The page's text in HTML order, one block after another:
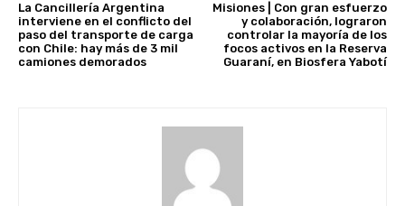
La Cancillería Argentina
interviene en el conflicto del
paso del transporte de carga
con Chile: hay más de 3 mil
camiones demorados
Misiones | Con gran esfuerzo
y colaboración, lograron
controlar la mayoría de los
focos activos en la Reserva
Guaraní, en Biosfera Yabotí